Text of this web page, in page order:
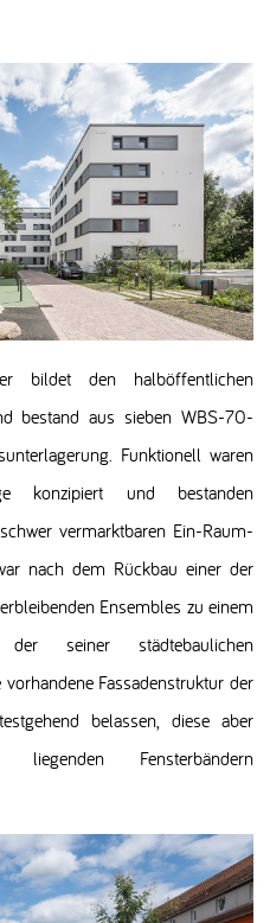
bildet den halböffentlichen
bestand aus sieben WBS-70-
Funktionell waren
konzipiert und bestanden
vermarktbaren Ein-Raum-
nach dem Rückbau einer der
Ensembles zu einem
der seiner städtebaulichen
Fassadenstruktur der
belassen, diese aber
Fensterbändern